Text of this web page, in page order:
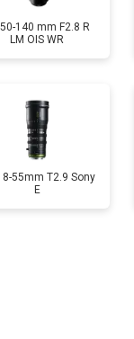
140 mm F2.8 R
LM OIS WR
55mm T2.9 Sony
E